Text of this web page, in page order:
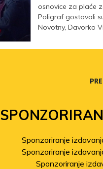
osnovice za plaće
Poligraf gostovali
Novotny, Davorko
Sponzoriranje
Sponzoriranje
Sponzoriranje